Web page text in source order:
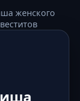
женского